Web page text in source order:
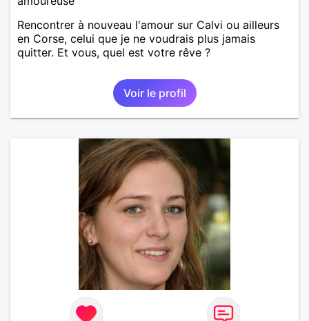
Rencontrer à nouveau l'amour sur Calvi ou ailleurs
en Corse, celui que je ne voudrais plus jamais
quitter. Et vous, quel est votre rêve ?
Voir le profil